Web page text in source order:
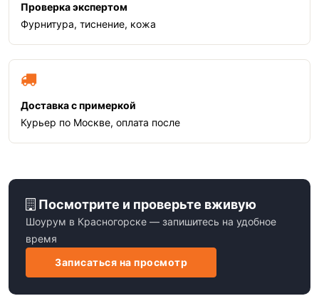
Проверка экспертом
Фурнитура, тиснение, кожа
Доставка с примеркой
Курьер по Москве, оплата после
Посмотрите и проверьте вживую
Шоурум в Красногорске — запишитесь на удобное
время
Записаться на просмотр